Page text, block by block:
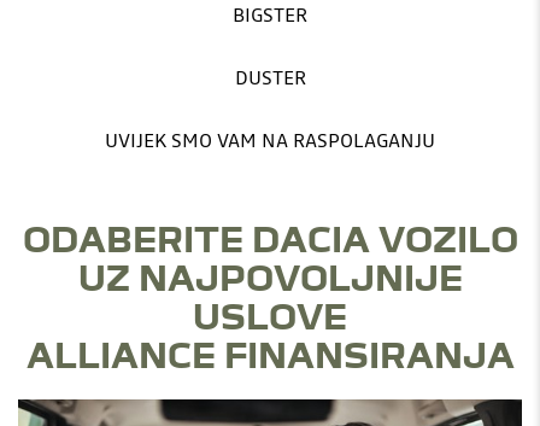
BIGSTER
DUSTER
UVIJEK SMO VAM NA RASPOLAGANJU
ODABERITE DACIA VOZILO
UZ NAJPOVOLJNIJE
USLOVE
ALLIANCE FINANSIRANJA